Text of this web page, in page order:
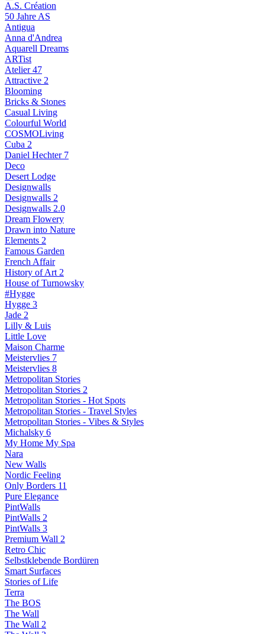
A.S. Création
50 Jahre AS
Antigua
Anna d'Andrea
Aquarell Dreams
ARTist
Atelier 47
Attractive 2
Blooming
Bricks & Stones
Casual Living
Colourful World
COSMOLiving
Cuba 2
Daniel Hechter 7
Deco
Desert Lodge
Designwalls
Designwalls 2
Designwalls 2.0
Dream Flowery
Drawn into Nature
Elements 2
Famous Garden
French Affair
History of Art 2
House of Turnowsky
#Hygge
Hygge 3
Jade 2
Lilly & Luis
Little Love
Maison Charme
Meistervlies 7
Meistervlies 8
Metropolitan Stories
Metropolitan Stories 2
Metropolitan Stories - Hot Spots
Metropolitan Stories - Travel Styles
Metropolitan Stories - Vibes & Styles
Michalsky 6
My Home My Spa
Nara
New Walls
Nordic Feeling
Only Borders 11
Pure Elegance
PintWalls
PintWalls 2
PintWalls 3
Premium Wall 2
Retro Chic
Selbstklebende Bordüren
Smart Surfaces
Stories of Life
Terra
The BOS
The Wall
The Wall 2